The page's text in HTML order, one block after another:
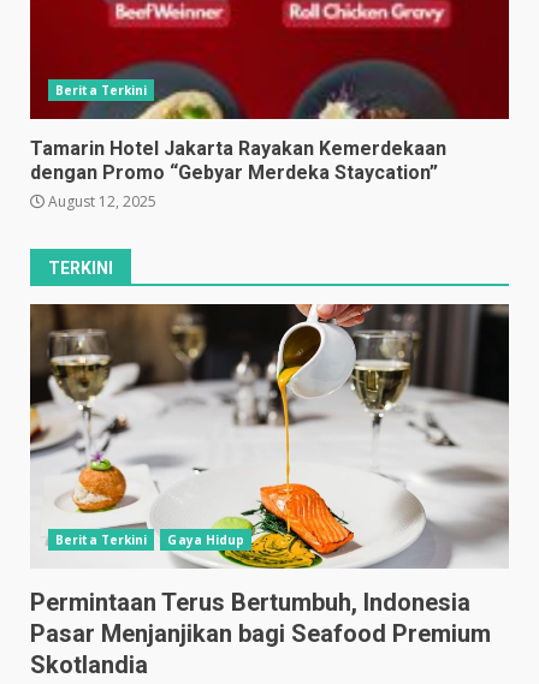
Berita Terkini
Tamarin Hotel Jakarta Rayakan Kemerdekaan
dengan Promo “Gebyar Merdeka Staycation”
August 12, 2025
TERKINI
Berita Terkini Gaya Hidup
Permintaan Terus Bertumbuh, Indonesia
Pasar Menjanjikan bagi Seafood Premium
Skotlandia